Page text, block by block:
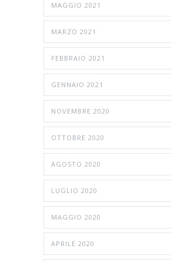
MAGGIO 2021
MARZO 2021
FEBBRAIO 2021
GENNAIO 2021
NOVEMBRE 2020
OTTOBRE 2020
AGOSTO 2020
LUGLIO 2020
MAGGIO 2020
APRILE 2020